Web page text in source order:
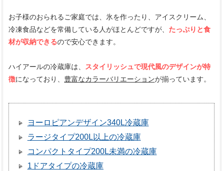
お子様のおられるご家庭では、氷を作ったり、アイスクリーム、
冷凍食品などを常備している人がほとんどですが、 たっぷりと食
材が収納できるので安心できます。
ハイアールの冷蔵庫は、
スタイリッシュで現代風のデザインが特
徴になっており、 豊富なカラーバリエーションが揃っています。
ヨーロピアンデザイン340L冷蔵庫
ラージタイプ200L以上の冷蔵庫
コンパクトタイプ200L未満の冷蔵庫
1ドアタイプの冷蔵庫